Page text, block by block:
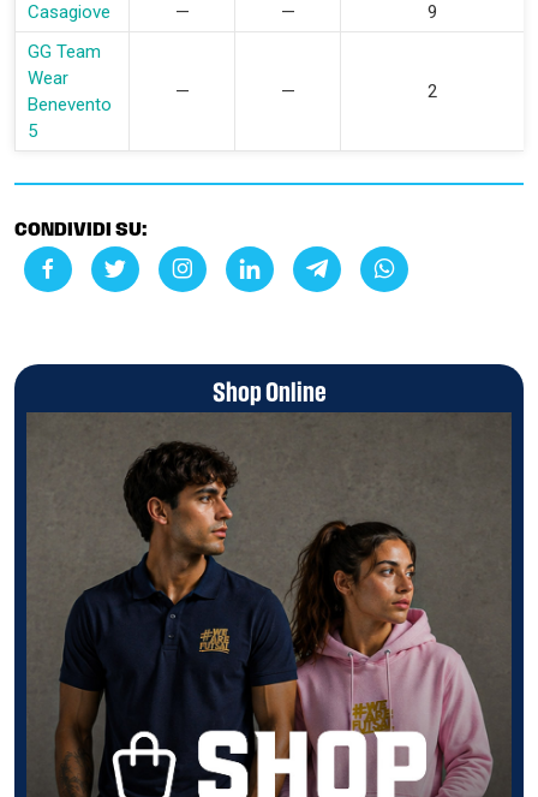
Casagiove — —
9
GG Team
Wear
Benevento
5
— — 2
CONDIVIDI SU:
Shop Online